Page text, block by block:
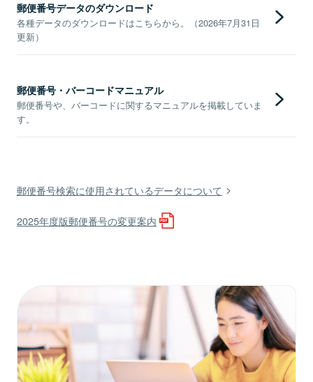
郵便番号データのダウンロード
各種データのダウンロードはこちらから。（2026年7月31日
更新）
郵便番号・バーコードマニュアル
郵便番号や、バーコードに関するマニュアルを掲載していま
す。
郵便番号検索に使用されているデータについて
2025年度版郵便番号の変更案内